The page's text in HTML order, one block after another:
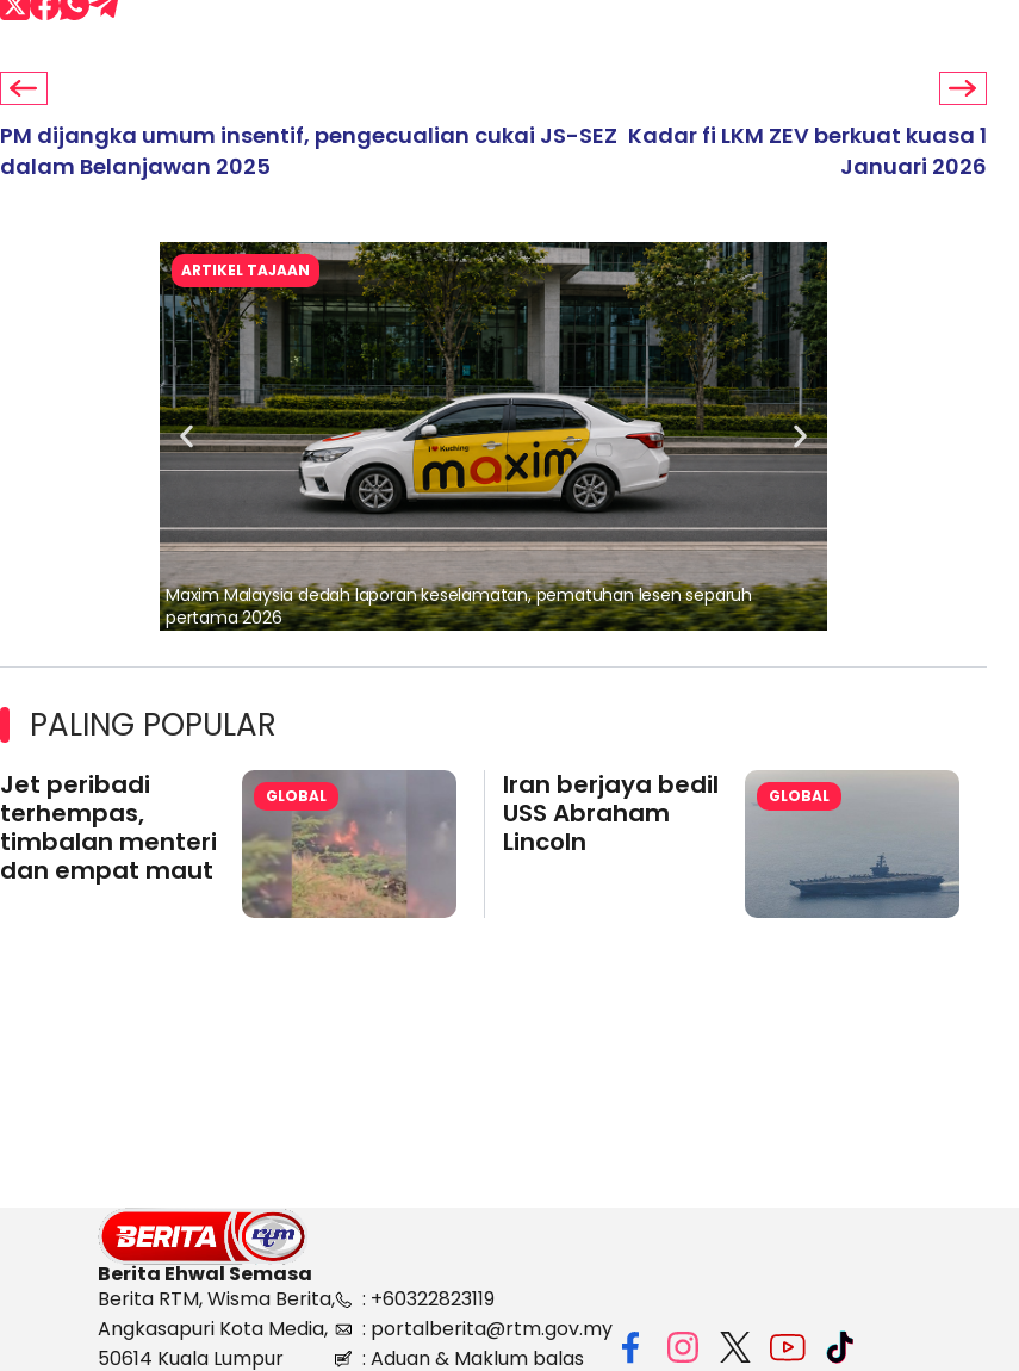
PM dijangka umum insentif, pengecualian cukai JS-SEZ
dalam Belanjawan 2025
Kadar fi LKM ZEV berkuat kuasa 1
Januari 2026
ARTIKEL TAJAAN
Maxim Malaysia dedah laporan keselamatan, pematuhan lesen separuh
pertama 2026
Ajinomoto
aminoVITAL®
PALING POPULAR
Jet peribadi
terhempas,
timbalan menteri
dan empat maut
GLOBAL
Iran berjaya bedil
USS Abraham
Lincoln
GLOBAL
Berita Ehwal Semasa
Berita RTM, Wisma Berita,
Angkasapuri Kota Media,
50614 Kuala Lumpur
: +60322823119
: portalberita@rtm.gov.my
: Aduan & Maklum balas